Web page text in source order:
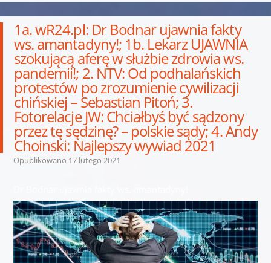
1a. wR24.pl: Dr Bodnar ujawnia fakty
ws. amantadyny!; 1b. Lekarz UJAWNIA
szokującą aferę w służbie zdrowia ws.
pandemii!; 2. NTV: Od podhalańskich
protestów po zrozumienie cywilizacji
chińskiej – Sebastian Pitoń; 3.
Fotorelacje JW: Chciałbyś być sądzony
przez tę sędzinę? – polskie sądy; 4. Andy
Choinski: Najlepszy wywiad 2021
Opublikowano 17 lutego 2021